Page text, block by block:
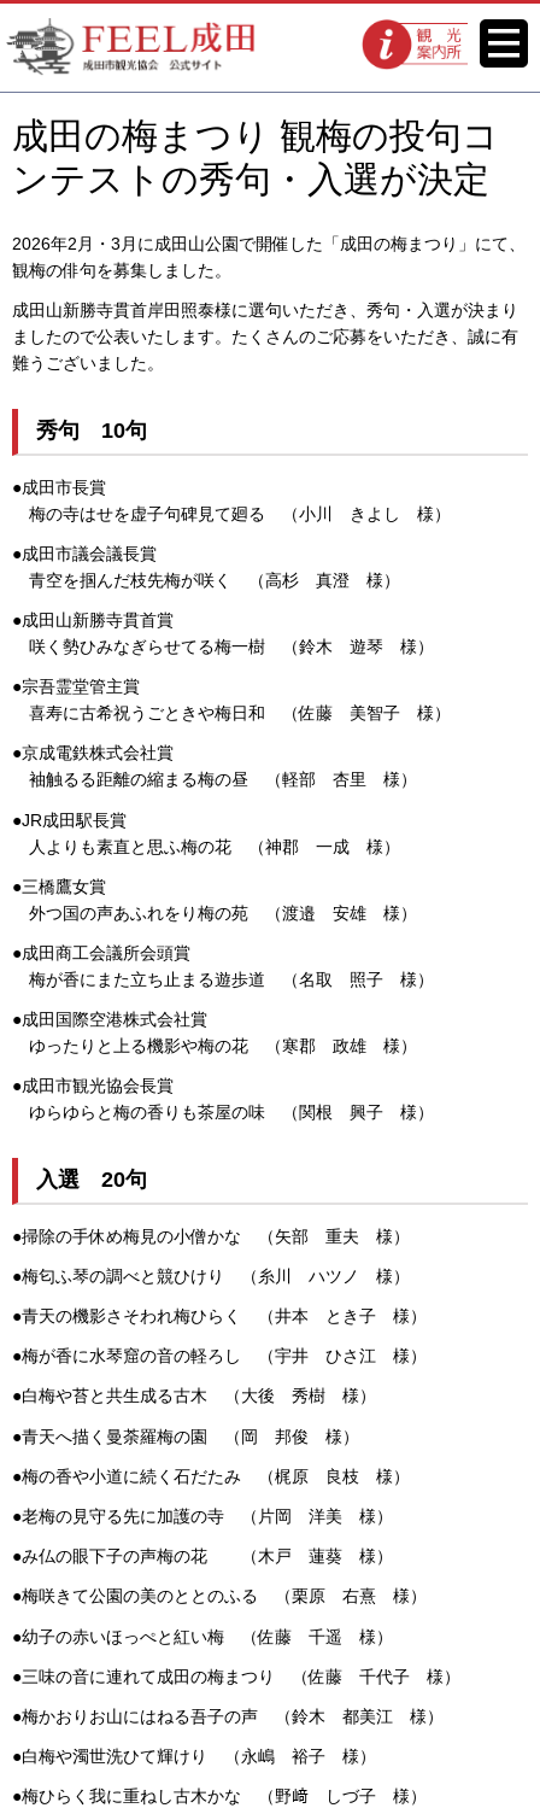
FEEL成田 成田市観光協会 公式
サイト
観光案内所
メニ
ュー
成田の梅まつり 観梅の投句コ
ンテストの秀句・入選が決定
2026年2月・3月に成田山公園で開催した「成田の梅まつり」にて、
観梅の俳句を募集しました。
成田山新勝寺貫首岸田照泰様に選句いただき、秀句・入選が決まり
ましたので公表いたします。たくさんのご応募をいただき、誠に有
難うございました。
秀句 10句
●成田市長賞
梅の寺はせを虚子句碑見て廻る （小川 きよし 様）
●成田市議会議長賞
青空を掴んだ枝先梅が咲く （高杉 真澄 様）
●成田山新勝寺貫首賞
咲く勢ひみなぎらせてる梅一樹 （鈴木 遊琴 様）
●宗吾霊堂管主賞
喜寿に古希祝うごときや梅日和 （佐藤 美智子 様）
●京成電鉄株式会社賞
袖触るる距離の縮まる梅の昼 （軽部 杏里 様）
●JR成田駅長賞
人よりも素直と思ふ梅の花 （神郡 一成 様）
●三橋鷹女賞
外つ国の声あふれをり梅の苑 （渡邉 安雄 様）
●成田商工会議所会頭賞
梅が香にまた立ち止まる遊歩道 （名取 照子 様）
●成田国際空港株式会社賞
ゆったりと上る機影や梅の花 （寒郡 政雄 様）
●成田市観光協会長賞
ゆらゆらと梅の香りも茶屋の味 （関根 興子 様）
入選 20句
●掃除の手休め梅見の小僧かな （矢部 重夫 様）
●梅匂ふ琴の調べと競ひけり （糸川 ハツノ 様）
●青天の機影さそわれ梅ひらく （井本 とき子 様）
●梅が香に水琴窟の音の軽ろし （宇井 ひさ江 様）
●白梅や苔と共生成る古木 （大後 秀樹 様）
●青天へ描く曼荼羅梅の園 （岡 邦俊 様）
●梅の香や小道に続く石だたみ （梶原 良枝 様）
●老梅の見守る先に加護の寺 （片岡 洋美 様）
●み仏の眼下子の声梅の花 （木戸 蓮葵 様）
●梅咲きて公園の美のととのふる （栗原 右熹 様）
●幼子の赤いほっぺと紅い梅 （佐藤 千遥 様）
●三味の音に連れて成田の梅まつり （佐藤 千代子 様）
●梅かおりお山にはねる吾子の声 （鈴木 都美江 様）
●白梅や濁世洗ひて輝けり （永嶋 裕子 様）
●梅ひらく我に重ねし古木かな （野﨑 しづ子 様）